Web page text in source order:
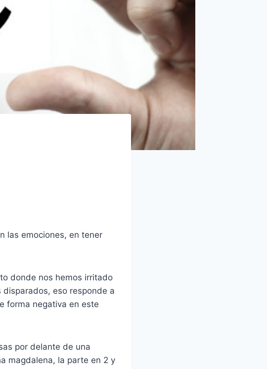
las emociones, en tener
donde nos hemos irritado
eso responde a
forma negativa en este
por delante de una
magdalena, la parte en 2 y